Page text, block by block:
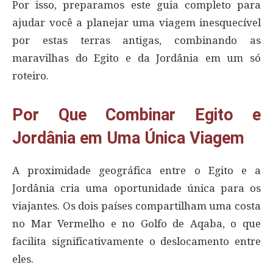
Por isso, preparamos este guia completo para
ajudar você a planejar uma viagem inesquecível
por estas terras antigas, combinando as
maravilhas do Egito e da Jordânia em um só
roteiro.
Por Que Combinar Egito e
Jordânia em Uma Única Viagem
A proximidade geográfica entre o Egito e a
Jordânia cria uma oportunidade única para os
viajantes. Os dois países compartilham uma costa
no Mar Vermelho e no Golfo de Aqaba, o que
facilita significativamente o deslocamento entre
eles.